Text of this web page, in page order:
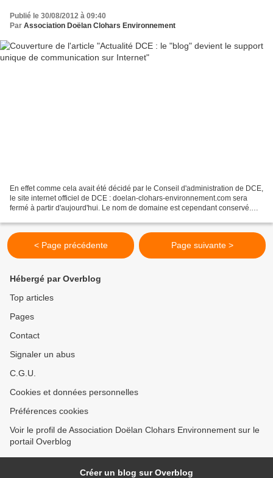
Publié le 30/08/2012 à 09:40
Par Association Doëlan Clohars Environnement
En effet comme cela avait été décidé par le Conseil d'administration de DCE,
le site internet officiel de DCE : doelan-clohars-environnement.com sera
fermé à partir d'aujourd'hui. Le nom de domaine est cependant conservé.
< Page précédente Page suivante >
Hébergé par Overblog
Top articles
Pages
Contact
Signaler un abus
C.G.U.
Cookies et données personnelles
Préférences cookies
Voir le profil de Association Doëlan Clohars Environnement sur le
portail Overblog
Créer un blog sur Overblog